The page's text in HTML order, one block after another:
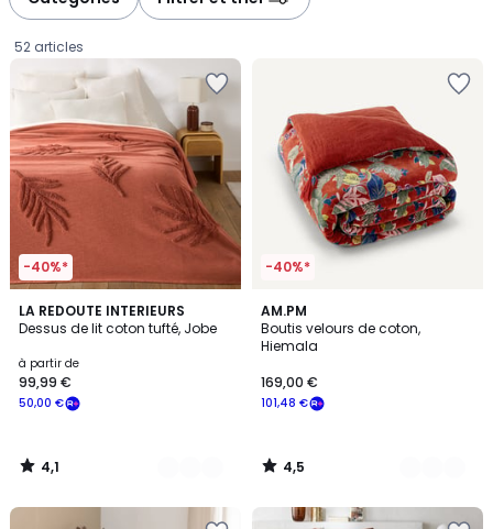
52 articles
-40%*
LA REDOUTE INTERIEURS
Dessus de lit coton tufté, Jobe
Prix
à
partir
99,99
€
à partir de
50,00 €
99,99 €
4,1
/ 5
2
Couleurs
4,1
/
-40%*
AM.PM
Boutis velours de coton,
Hiemala
101,48 €
169,00 €
4,5
/ 5
2
Couleurs
4,5
/